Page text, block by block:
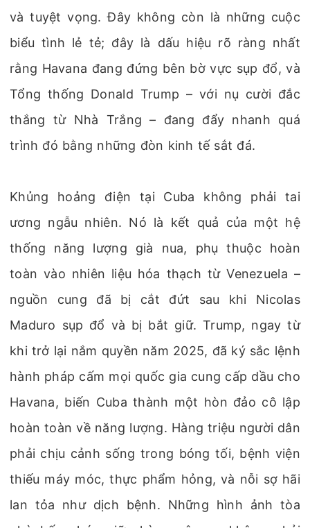
và tuyệt vọng. Đây không còn là những cuộc
biểu tình lẻ tẻ; đây là dấu hiệu rõ ràng nhất
rằng Havana đang đứng bên bờ vực sụp đổ, và
Tổng thống Donald Trump – với nụ cười đắc
thắng từ Nhà Trắng – đang đẩy nhanh quá
trình đó bằng những đòn kinh tế sắt đá.
Khủng hoảng điện tại Cuba không phải tai
ương ngẫu nhiên. Nó là kết quả của một hệ
thống năng lượng già nua, phụ thuộc hoàn
toàn vào nhiên liệu hóa thạch từ Venezuela –
nguồn cung đã bị cắt đứt sau khi Nicolas
Maduro sụp đổ và bị bắt giữ. Trump, ngay từ
khi trở lại nắm quyền năm 2025, đã ký sắc lệnh
hành pháp cấm mọi quốc gia cung cấp dầu cho
Havana, biến Cuba thành một hòn đảo cô lập
hoàn toàn về năng lượng. Hàng triệu người dân
phải chịu cảnh sống trong bóng tối, bệnh viện
thiếu máy móc, thực phẩm hỏng, và nỗi sợ hãi
lan tỏa như dịch bệnh. Những hình ảnh tòa